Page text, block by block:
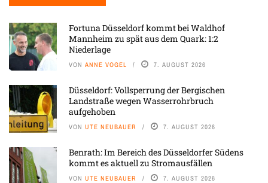
Fortuna Düsseldorf kommt bei Waldhof
Mannheim zu spät aus dem Quark: 1:2
Niederlage
VON ANNE VOGEL 7. AUGUST 2026
Düsseldorf: Vollsperrung der Bergischen
Landstraße wegen Wasserrohrbruch
aufgehoben
VON UTE NEUBAUER 7. AUGUST 2026
Benrath: Im Bereich des Düsseldorfer Südens
kommt es aktuell zu Stromausfällen
VON UTE NEUBAUER 7. AUGUST 2026